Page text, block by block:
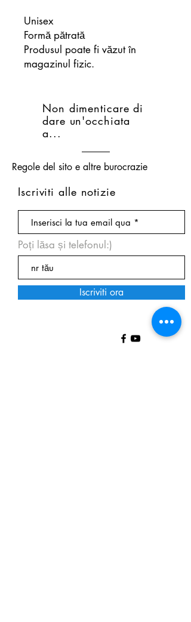
Unisex
Formă pătrată
Produsul poate fi văzut în
magazinul fizic.
Non dimenticare di
dare un'occhiata
a...
Regole del sito e altre burocrazie
Iscriviti alle notizie
Poți lăsa și telefonul:)
Iscriviti ora